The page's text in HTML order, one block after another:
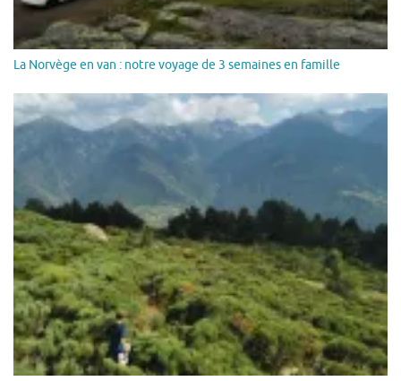
La Norvège en van : notre voyage de 3 semaines en famille